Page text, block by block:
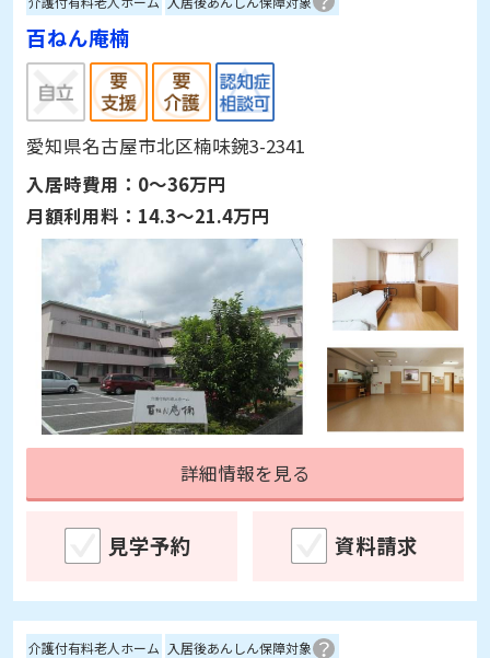
百ねん庵楠
愛知県名古屋市北区楠味鋺3-2341
入居時費用： 0～36万円
月額利用料： 14.3～21.4万円
詳細情報を見る
見学予約 資料請求
介護付有料老人ホーム 入居後あんしん保障対象